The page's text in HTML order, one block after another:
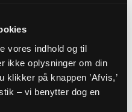
vores indhold og til
ikke oplysninger om din
på knappen ’Afvis,’
– vi benytter dog en